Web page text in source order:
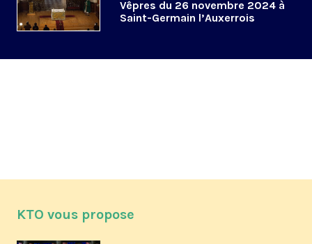
Vêpres du 26 novembre 2024 à
Saint-Germain l’Auxerrois
KTO vous propose